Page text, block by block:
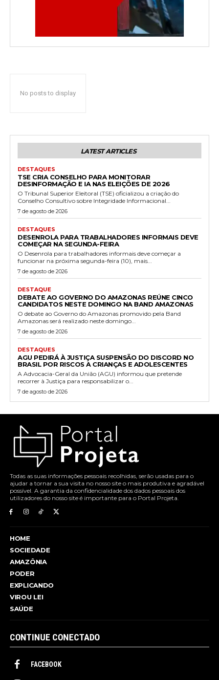
No posts to display
LATEST ARTICLES
DESTAQUES
TSE CRIA CONSELHO PARA MONITORAR
DESINFORMAÇÃO E IA NAS ELEIÇÕES DE 2026
O Tribunal Superior Eleitoral (TSE) oficializou a criação do
Conselho Consultivo sobre Integridade Informacional...
7 de agosto de 2026
DESTAQUES
DESENROLA PARA TRABALHADORES INFORMAIS DEVE
COMEÇAR NA SEGUNDA-FEIRA
O Desenrola para trabalhadores informais deve começar a
funcionar na próxima segunda-feira (10), mais...
7 de agosto de 2026
DESTAQUE
DEBATE AO GOVERNO DO AMAZONAS REÚNE CINCO
CANDIDATOS NESTE DOMINGO NA BAND AMAZONAS
O debate ao Governo do Amazonas promovido pela Band
Amazonas será realizado neste domingo...
7 de agosto de 2026
DESTAQUES
AGU PEDIRÁ À JUSTIÇA SUSPENSÃO DO DISCORD NO
BRASIL POR RISCOS A CRIANÇAS E ADOLESCENTES
A Advocacia-Geral da União (AGU) informou que pretende
recorrer à Justiça para responsabilizar o...
7 de agosto de 2026
Todas as suas informações pessoais recolhidas, serão usadas para o
ajudar a tornar a sua visita no nosso site o mais produtiva e agradável
possível. A garantia da confidencialidade dos dados pessoais dos
utilizadores do nosso site é importante para o Portal Projeta.
HOME
SOCIEDADE
AMAZÔNIA
PODER
EXPLICANDO
VIROU LEI
SAÚDE
CONTINUE CONECTADO
FACEBOOK